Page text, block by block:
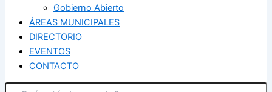
Gobierno Abierto
ÁREAS MUNICIPALES
DIRECTORIO
EVENTOS
CONTACTO